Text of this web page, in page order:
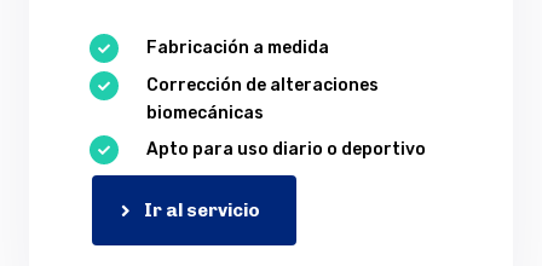
 Fabricación a medida

Corrección de alteraciones
biomecánicas
 Apto para uso diario o deportivo
Ir al servicio